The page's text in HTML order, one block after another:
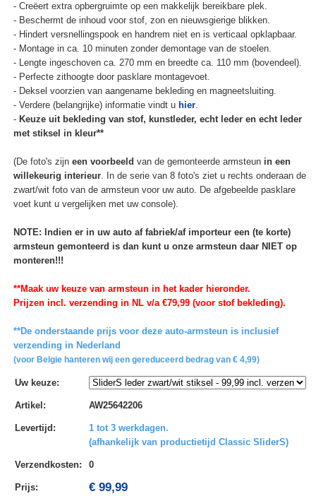
- Creëert extra opbergruimte op een makkelijk bereikbare plek.
- Beschermt de inhoud voor stof, zon en nieuwsgierige blikken.
- Hindert versnellingspook en handrem niet en is verticaal opklapbaar.
- Montage in ca. 10 minuten zonder demontage van de stoelen.
- Lengte ingeschoven ca. 270 mm en breedte ca. 110 mm (bovendeel).
- Perfecte zithoogte door pasklare montagevoet.
- Deksel voorzien van aangename bekleding en magneetsluiting.
- Verdere (belangrijke) informatie vindt u hier.
- Keuze uit bekleding van stof, kunstleder, echt leder en echt leder
met stiksel in kleur**
(De foto's zijn een voorbeeld van de gemonteerde armsteun in een
willekeurig interieur. In de serie van 8 foto's ziet u rechts onderaan de
zwart/wit foto van de armsteun voor uw auto. De afgebeelde pasklare
voet kunt u vergelijken met uw console).
NOTE: Indien er in uw auto af fabriek/af importeur een (te korte)
armsteun gemonteerd is dan kunt u onze armsteun daar NIET op
monteren!!!
**Maak uw keuze van armsteun in het kader hieronder.
Prijzen incl. verzending in NL v/a €79,99 (voor stof bekleding).
**De onderstaande prijs voor deze auto-armsteun is inclusief
verzending in Nederland
(voor Belgie hanteren wij een gereduceerd bedrag van € 4,99)
Uw keuze:
Artikel : AW25642206
Levertijd :
1 tot 3 werkdagen.
(afhankelijk van productietijd Classic SliderS)
Verzendkosten: 0
Prijs: € 99,99